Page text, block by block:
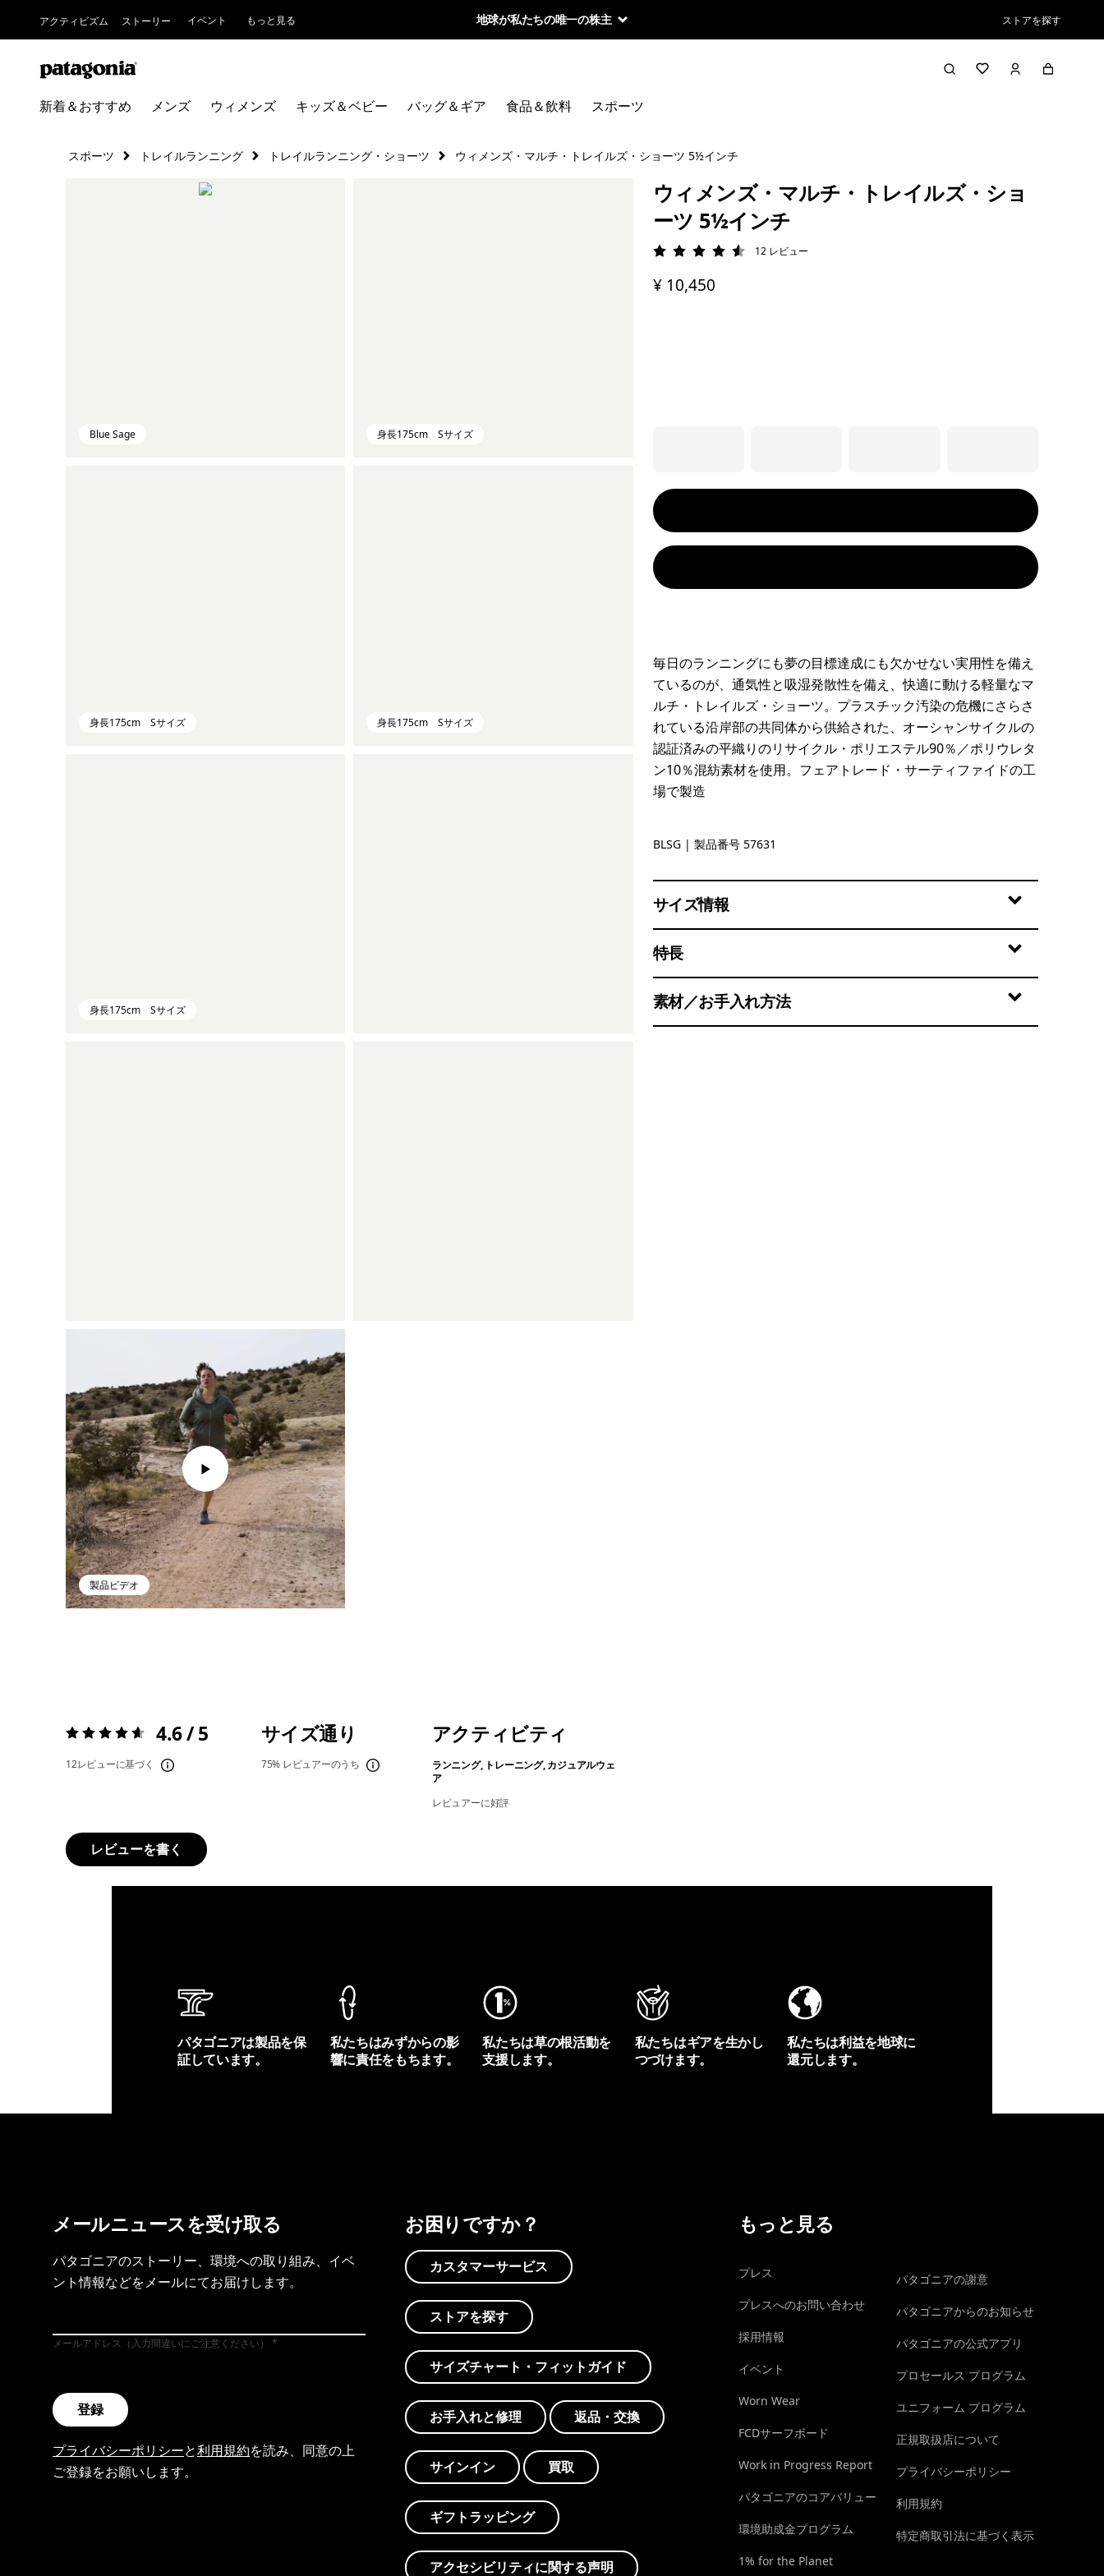
アクティビズム ストーリー イベント もっと見る 地球が私たちの唯一の株主 ストアを探す
新着＆おすすめ メンズ ウィメンズ キッズ＆ベビー バッグ＆ギア 食品＆飲料 スポーツ
スポーツ トレイルランニング トレイルランニング・ショーツ ウィメンズ・マルチ・トレイルズ・ショーツ 5½インチ
Blue Sage 身長175cm Sサイズ
身長175cm Sサイズ 身長175cm Sサイズ
身長175cm Sサイズ
製品ビデオ
ウィメンズ・マルチ・トレイルズ・ショ
ーツ 5½インチ
評価: 4.6 / 5
12 レビュー
¥ 10,450
毎日のランニングにも夢の目標達成にも欠かせない実用性を備え
ているのが、通気性と吸湿発散性を備え、快適に動ける軽量なマ
ルチ・トレイルズ・ショーツ。プラスチック汚染の危機にさらさ
れている沿岸部の共同体から供給された、オーシャンサイクルの
認証済みの平織りのリサイクル・ポリエステル90％／ポリウレタ
ン10％混紡素材を使用。フェアトレード・サーティファイドの工
場で製造
Blue Sage
BLSG | 製品番号 57631
サイズ情報
特長
素材／お手入れ方法
評価:4.6 / 5 4.6 / 5
12レビューに基づく
サイズ通り
75% レビュアーのうち
アクティビティ
ランニング, トレーニング, カジュアルウェ
ア
レビュアーに好評
レビューを書く
パタゴニアは製品を保
証しています。
私たちはみずからの影
響に責任をもちます。
私たちは草の根活動を
支援します。
私たちはギアを生かし
つづけます。
私たちは利益を地球に
還元します。
メールニュースを受け取る
パタゴニアのストーリー、環境への取り組み、イベ
ント情報などをメールにてお届けします。
メールアドレス（入力間違いにご注意ください）
登録
プライバシーポリシーと利用規約を読み、同意の上
ご登録をお願いします。
お困りですか？
カスタマーサービス
ストアを探す
サイズチャート・フィットガイド
お手入れと修理 返品・交換
サインイン 買取
ギフトラッピング
アクセシビリティに関する声明
もっと見る
プレス
プレスへのお問い合わせ
採用情報
イベント
Worn Wear
FCDサーフボード
Work in Progress Report
パタゴニアのコアバリュー
環境助成金プログラム
1% for the Planet
パタゴニアの謝意
パタゴニアからのお知らせ
パタゴニアの公式アプリ
プロセールス プログラム
ユニフォーム プログラム
正規取扱店について
プライバシーポリシー
利用規約
特定商取引法に基づく表示